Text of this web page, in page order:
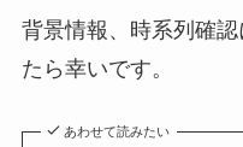
背景情報、時系列確
たら幸いです。
あわせて読みたい